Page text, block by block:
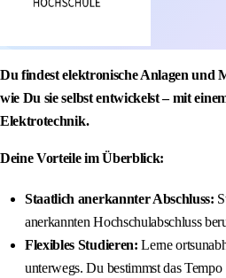
Du findest elektronische Anlagen und
wie Du sie selbst entwickelst – mit
Elektrotechnik.
Deine Vorteile im Überblick:
Staatlich anerkannter Abschluss:
anerkannten Hochschulabschluss
Flexibles Studieren: Lerne
unterwegs. Du bestimmst das Tempo